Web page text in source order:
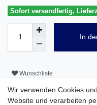
Sofort versandfertig,
In
Wunschliste
* inkl. ges. MwSt. zzgl.
Wir verwenden Cookies
Website und verarbeiten